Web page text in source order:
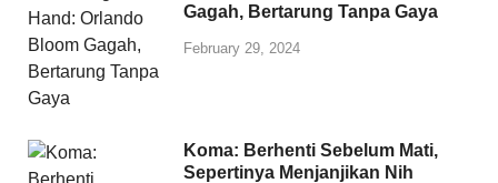
Gagah, Bertarung Tanpa Gaya
February 29, 2024
Koma: Berhenti Sebelum Mati,
Sepertinya Menjanjikan Nih